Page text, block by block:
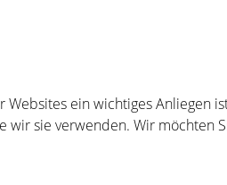
ein wichtiges Anliegen
sie verwenden. Wir möchten